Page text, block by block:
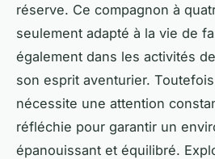
réserve. Ce compagnon à
seulement adapté à la vie de
également dans les activités
son esprit aventurier.
nécessite une attention
réfléchie pour garantir un
épanouissant et équilibré.